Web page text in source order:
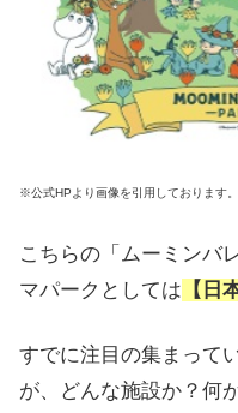
※公式HPより画像を引用しております。
こちらの「ムーミンバ
マパークとしては 【日
すでに注目の集まって
が、どんな施設か？何